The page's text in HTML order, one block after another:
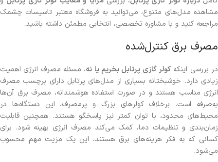
مشاهده مدل‌های متنوع، می‌توانید به فروشگاه معتبر تاسیسات چشمک
مراجعه کنید و با مشاوره تخصصی، انتخابی مطمئن داشته باشید.
مصرف برق کنترل‌شده
در بررسی اینکه کولر گازی پرتابل بخریم یا نه، مسئله مصرف انرژی اهمیت
زیادی دارد. خوشبختانه بسیاری از مدل‌های پرتابل دارای برچسب مصرف
انرژی مناسب هستند و در صورت استفاده هوشمندانه، مصرف برق آن‌ها
به‌صرفه است. برخلاف کولرهای بزرگ و پرمصرف، این دستگاه‌ها در
محیط‌های محدود، با توان کمتر نیز پاسخگو هستند. همچنین قابلیت
زمان‌بندی و تنظیمات دما، کمک می‌کند مصرف انرژی بهینه شود. برای
کسانی که به فکر هزینه‌های برق هستند، این یک مزیت مهم محسوب
می‌شود.